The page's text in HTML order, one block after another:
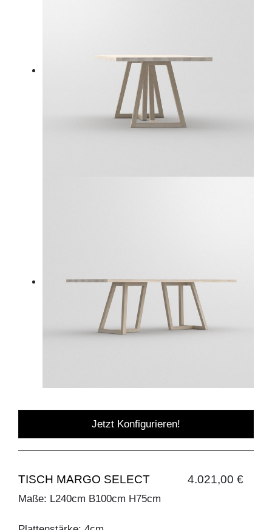
Jetzt Konfigurieren!
TISCH MARGO SELECT 4.021,00 €
Maße: L240cm B100cm H75cm